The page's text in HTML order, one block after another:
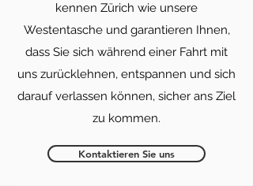
kennen Zürich wie unsere
Westentasche und garantieren Ihnen,
dass Sie sich während einer Fahrt mit
uns zurücklehnen, entspannen und sich
darauf verlassen können, sicher ans Ziel
zu kommen.
Kontaktieren Sie uns